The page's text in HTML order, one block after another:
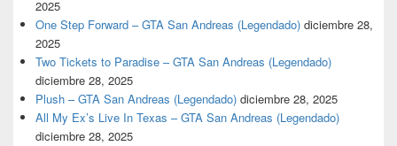
2025
One Step Forward – GTA San Andreas (Legendado) diciembre 28,
2025
Two Tickets to Paradise – GTA San Andreas (Legendado)
diciembre 28, 2025
Plush – GTA San Andreas (Legendado) diciembre 28, 2025
All My Ex’s Live In Texas – GTA San Andreas (Legendado)
diciembre 28, 2025